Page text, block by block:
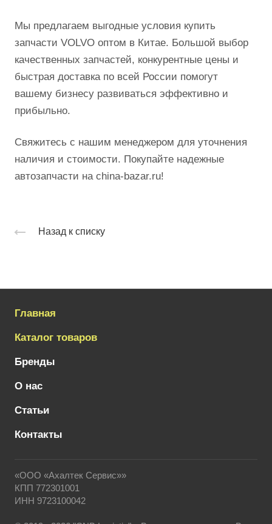
Мы предлагаем выгодные условия купить
запчасти VOLVO оптом в Китае. Большой выбор
качественных запчастей, конкурентные цены и
быстрая доставка по всей России помогут
вашему бизнесу развиваться эффективно и
прибыльно.
Свяжитесь с нашим менеджером для уточнения
наличия и стоимости. Покупайте надежные
автозапчасти на china-bazar.ru!
Назад к списку
Главная
Каталог товаров
Бренды
О нас
Статьи
Контакты
«ООО «Ахалтек Сервис»»
КПП 772301001
ИНН 9723100042